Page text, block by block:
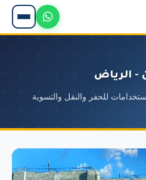
- الرياض
للحفر والنقل والتسوية